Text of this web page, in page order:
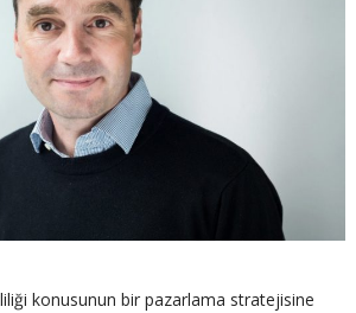
konusunun bir pazarlama stratejisine